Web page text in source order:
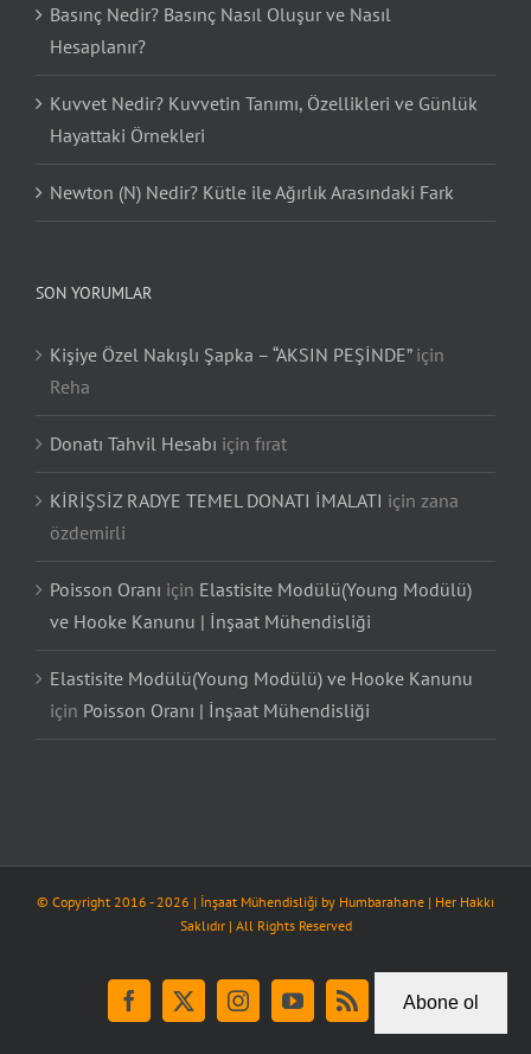
Basınç Nedir? Basınç Nasıl Oluşur ve Nasıl
Hesaplanır?
Kuvvet Nedir? Kuvvetin Tanımı, Özellikleri ve Günlük
Hayattaki Örnekleri
Newton (N) Nedir? Kütle ile Ağırlık Arasındaki Fark
SON YORUMLAR
Kişiye Özel Nakışlı Şapka – “AKSIN PEŞİNDE”için
Reha
Donatı Tahvil Hesabı için fırat
KİRİŞSİZ RADYE TEMEL DONATI İMALATI için zana
özdemirli
Poisson Oranı için Elastisite Modülü(Young Modülü)
ve Hooke Kanunu | İnşaat Mühendisliği
Elastisite Modülü(Young Modülü) ve Hooke Kanunu
için Poisson Oranı | İnşaat Mühendisliği
© Copyright 2016 - 2026 | İnşaat Mühendisliği by Humbarahane | Her Hakkı
Saklıdır | All Rights Reserved
Facebook
X InstagramYouTubeRss Tiktok
Abone ol